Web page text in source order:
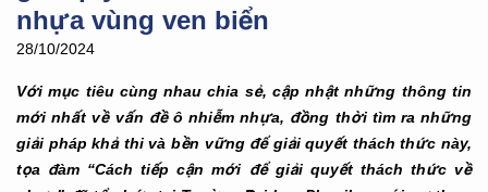
nhựa vùng ven biển
28/10/2024
Với mục tiêu cùng nhau chia sẻ, cập nhật những thông tin
mới nhất về vấn đề ô nhiễm nhựa, đồng thời tìm ra những
giải pháp khả thi và bền vững để giải quyết thách thức này,
tọa đàm “Cách tiếp cận mới để giải quyết thách thức về